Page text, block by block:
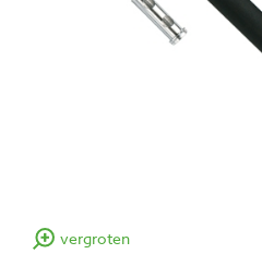
vergroten